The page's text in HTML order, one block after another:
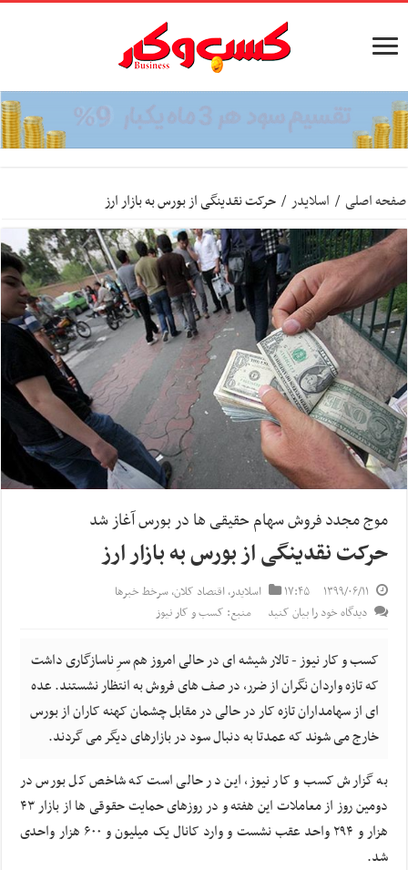
صفحه اصلی / اسلایدر / حرکت نقدینگی از بورس به بازار ارز
موج مجدد فروش سهام حقیقی ها در بورس آغاز شد
حرکت نقدینگی از بورس به بازار ارز
۱۳۹۹/۰۶/۱۱ ۱۷:۴۵ اسلایدر,اقتصاد کلان,سرخط خبرها
دیدگاه خود را بیان کنید
منبع: کسب و کار نیوز
کسب و کار نیوز - تالار شیشه ای در حالی امروز هم سرِ ناسازگاری داشت
که تازه واردان نگران از ضرر، در صف های فروش به انتظار نشستند. عده
ای از سهامداران تازه کار در حالی در مقابل چشمان کهنه کاران از بورس
خارج می شوند که عمدتا به دنبال سود در بازارهای دیگر می گردند.
به گزارش کسب و کار نیوز، این در حالی است که شاخص کل بورس در
دومین روز از معاملات این هفته و در روزهای حمایت حقوقی ها از بازار ۴۳
هزار و ۲۹۴ واحد عقب نشست و وارد کانال یک میلیون و ۶۰۰ هزار واحدی
شد.